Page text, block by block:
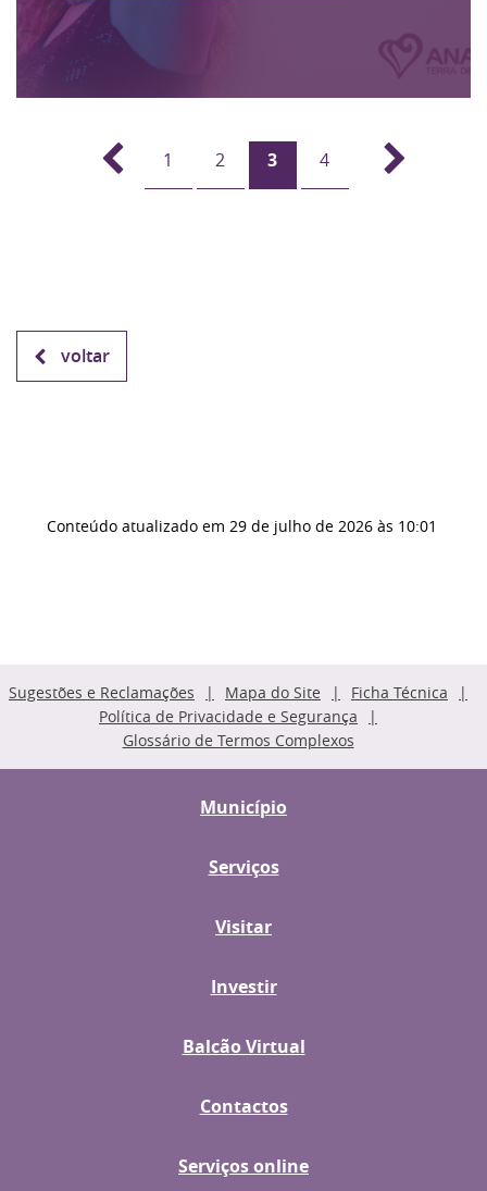
1 2 3 4
voltar
Conteúdo atualizado em 29 de julho de 2026 às 10:01
Sugestões e Reclamações Mapa do Site
Ficha Técnica
Política de Privacidade e Segurança
Glossário de Termos Complexos
Município
Serviços
Visitar
Investir
Balcão Virtual
Contactos
Serviços online